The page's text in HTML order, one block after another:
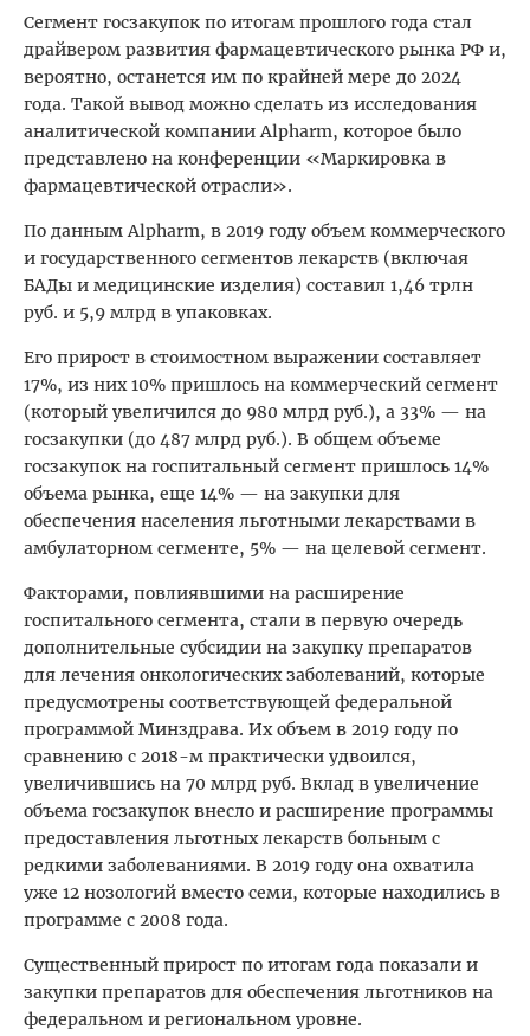
Сегмент госзакупок по итогам прошлого года стал
драйвером развития фармацевтического рынка РФ и,
вероятно, останется им по крайней мере до 2024
года. Такой вывод можно сделать из исследования
аналитической компании Alpharm, которое было
представлено на конференции «Маркировка в
фармацевтической отрасли».
По данным Alpharm, в 2019 году объем коммерческого
и государственного сегментов лекарств (включая
БАДы и медицинские изделия) составил 1,46 трлн
руб. и 5,9 млрд в упаковках.
Его прирост в стоимостном выражении составляет
17%, из них 10% пришлось на коммерческий сегмент
(который увеличился до 980 млрд руб.), а 33% — на
госзакупки (до 487 млрд руб.). В общем объеме
госзакупок на госпитальный сегмент пришлось 14%
объема рынка, еще 14% — на закупки для
обеспечения населения льготными лекарствами в
амбулаторном сегменте, 5% — на целевой сегмент.
Факторами, повлиявшими на расширение
госпитального сегмента, стали в первую очередь
дополнительные субсидии на закупку препаратов
для лечения онкологических заболеваний, которые
предусмотрены соответствующей федеральной
программой Минздрава. Их объем в 2019 году по
сравнению с 2018-м практически удвоился,
увеличившись на 70 млрд руб. Вклад в увеличение
объема госзакупок внесло и расширение программы
предоставления льготных лекарств больным с
редкими заболеваниями. В 2019 году она охватила
уже 12 нозологий вместо семи, которые находились в
программе с 2008 года.
Существенный прирост по итогам года показали и
закупки препаратов для обеспечения льготников на
федеральном и региональном уровне.